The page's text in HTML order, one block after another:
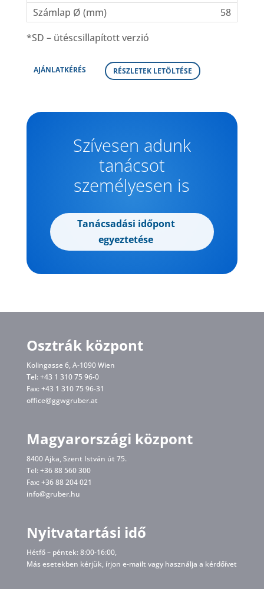
58
*SD – ütéscsillapított verzió
AJÁNLATKÉRÉS RÉSZLETEK LETÖLTÉSE
Szívesen adunk
tanácsot
személyesen is
Tanácsadási időpont
egyeztetése
Osztrák központ
Kolingasse 6, A-1090 Wien
Tel: +43 1 310 75 96-0
Fax: +43 1 310 75 96-31
office@ggwgruber.at
Magyarországi központ
8400 Ajka, Szent István út 75.
Tel: +36 88 560 300
Fax: +36 88 204 021
info@gruber.hu
Nyitvatartási idő
Hétfő – péntek: 8:00-16:00,
Más esetekben kérjük, írjon e-mailt vagy használja a kérdőívet